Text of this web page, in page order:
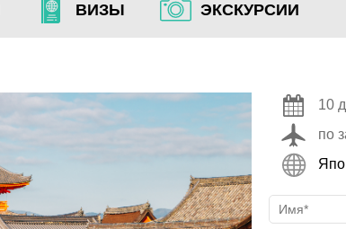
ВИЗЫ ЭКСКУРСИИ
10
по